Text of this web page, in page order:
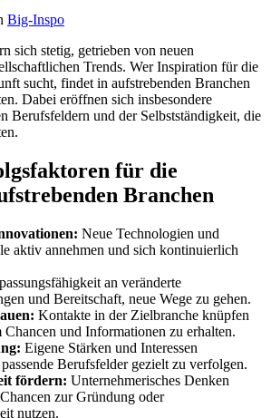
Big-Inspo
sich stetig, getrieben von neuen
Trends. Wer Inspiration für die
sucht, findet in aufstrebenden Branchen
Dabei eröffnen sich insbesondere
Berufsfeldern und der Selbstständigkeit, die
für die
Branchen
Neue Technologien und
aktiv annehmen und sich kontinuierlich
an veränderte
und Bereitschaft, neue Wege zu gehen.
Kontakte in der Zielbranche knüpfen
und Informationen zu erhalten.
Eigene Stärken und Interessen
Berufsfelder gezielt zu verfolgen.
fördern: Unternehmerisches Denken
zur Gründung oder
nutzen.